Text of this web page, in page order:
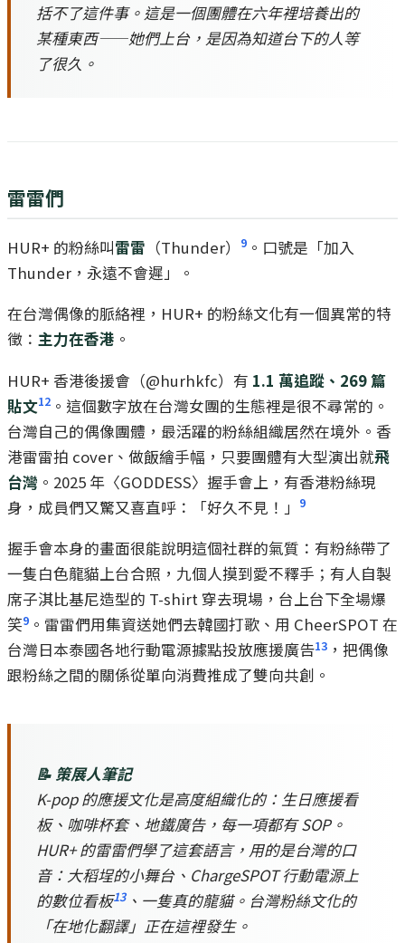
括不了這件事。這是一個團體在六年裡培養出的
某種東西——她們上台，是因為知道台下的人等
了很久。
雷雷們
HUR+ 的粉絲叫雷雷 （Thunder） 9 。口號是「加入
Thunder，永遠不會遲」。
在台灣偶像的脈絡裡，HUR+ 的粉絲文化有一個異常的特
徵： 主力在香港 。
HUR+ 香港後援會（@hurhkfc）有 1.1 萬追蹤、269 篇
貼文12 。這個數字放在台灣女團的生態裡是很不尋常的。
台灣自己的偶像團體，最活躍的粉絲組織居然在境外。香
港雷雷拍 cover、做飯繪手幅，只要團體有大型演出就飛
台灣 。2025 年〈GODDESS〉握手會上，有香港粉絲現
身，成員們又驚又喜直呼：「好久不見！」
9
握手會本身的畫面很能說明這個社群的氣質：有粉絲帶了
一隻白色龍貓上台合照，九個人摸到愛不釋手；有人自製
席子淇比基尼造型的 T-shirt 穿去現場，台上台下全場爆
笑9 。雷雷們用集資送她們去韓國打歌、用 CheerSPOT 在
台灣日本泰國各地行動電源據點投放應援廣告13 ，把偶像
跟粉絲之間的關係從單向消費推成了雙向共創。
📝 策展人筆記
K-pop 的應援文化是高度組織化的：生日應援看
板、咖啡杯套、地鐵廣告，每一項都有 SOP。
HUR+ 的雷雷們學了這套語言，用的是台灣的口
音：大稻埕的小舞台、ChargeSPOT 行動電源上
的數位看板13、一隻真的龍貓。台灣粉絲文化的
「在地化翻譯」正在這裡發生。